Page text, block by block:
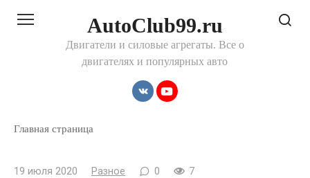
AutoClub99.ru
Двигатели и силовые агрегаты. Все о
двигателях и популярных авто
Главная страница
19 июля 2020 Разное 0 7